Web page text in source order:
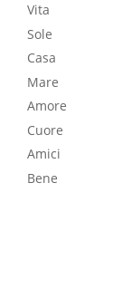
Vita
Sole
Casa
Mare
Amore
Cuore
Amici
Bene